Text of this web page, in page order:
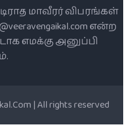
மாவீரர் விபரங்கள்
என்ற
எமக்கு அனுப்பி
| All rights reserved